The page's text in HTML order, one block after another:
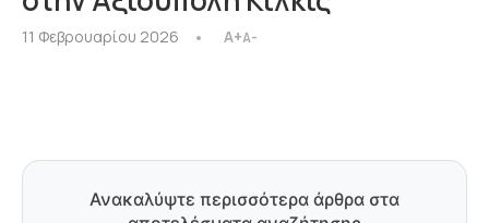
11 Φεβρουαρίου 2026 A+A-
Ανακαλύψτε περισσότερα άρθρα στα